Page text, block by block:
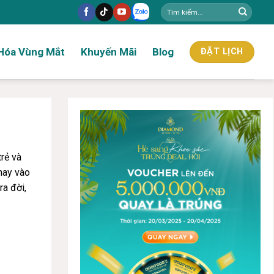
Vùng Mắt Khuyến Mãi Blog ĐẶT LỊCH
và
vào
đời,